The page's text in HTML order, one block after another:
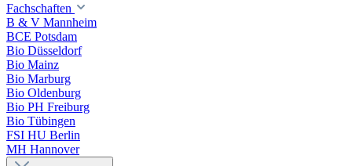
Fachschaften
B & V Mannheim
BCE Potsdam
Bio Düsseldorf
Bio Mainz
Bio Marburg
Bio Oldenburg
Bio PH Freiburg
Bio Tübingen
FSI HU Berlin
MH Hannover